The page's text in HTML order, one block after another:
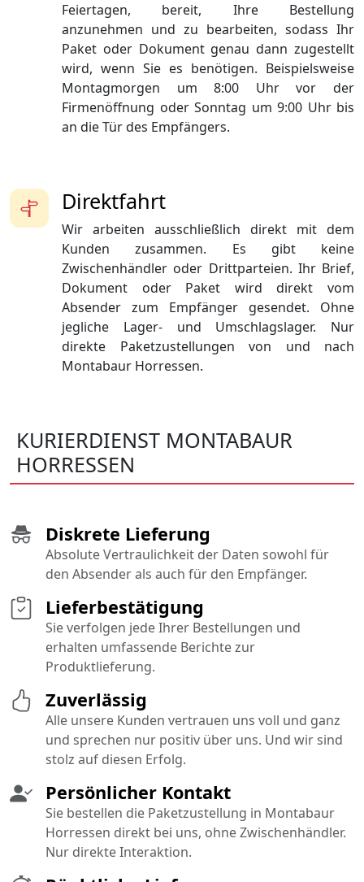
Direktfahrt
Wir arbeiten ausschließlich direkt mit dem
Kunden zusammen. Es gibt keine
Zwischenhändler oder Drittparteien. Ihr Brief,
Dokument oder Paket wird direkt vom
Absender zum Empfänger gesendet. Ohne
jegliche Lager- und Umschlagslager. Nur
direkte Paketzustellungen von und nach
Montabaur Horressen.
Feiertagen, bereit, Ihre Bestellung
anzunehmen und zu bearbeiten, sodass Ihr
Paket oder Dokument genau dann zugestellt
wird, wenn Sie es benötigen. Beispielsweise
Montagmorgen um 8:00 Uhr vor der
Firmenöffnung oder Sonntag um 9:00 Uhr bis
an die Tür des Empfängers.
KURIERDIENST MONTABAUR
HORRESSEN
Diskrete Lieferung
Absolute Vertraulichkeit der Daten sowohl für
den Absender als auch für den Empfänger.
Persönlicher Kontakt
Sie bestellen die Paketzustellung in Montabaur
Horressen direkt bei uns, ohne Zwischenhändler.
Nur direkte Interaktion.
Lieferbestätigung
Sie verfolgen jede Ihrer Bestellungen und
erhalten umfassende Berichte zur
Produktlieferung.
Zuverlässig
Alle unsere Kunden vertrauen uns voll und ganz
und sprechen nur positiv über uns. Und wir sind
stolz auf diesen Erfolg.